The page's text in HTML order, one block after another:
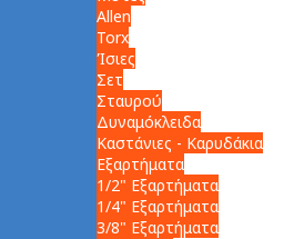
Allen
Torx
Ίσιες
Σετ
Σταυρού
Δυναμόκλειδα
Καστάνιες - Καρυδάκια
Εξαρτήματα
1/2" Εξαρτήματα
1/4" Εξαρτήματα
3/8" Εξαρτήματα